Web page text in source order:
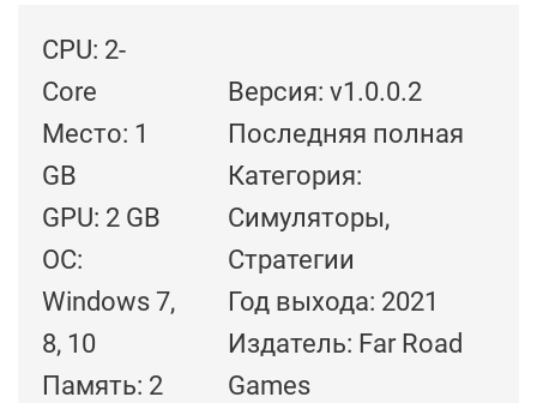
CPU: 2-
Core
Место: 1
GB
GPU: 2 GB
ОС:
Windows 7,
8, 10
Память: 2
Версия: v1.0.0.2
Последняя полная
Категория:
Симуляторы,
Стратегии
Год выхода: 2021
Издатель: Far Road
Games